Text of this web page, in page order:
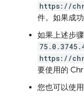
https://
件。如果成
如果上述步
https://
要使用的
您也可以使用